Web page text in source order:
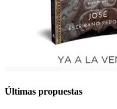
Últimas propuestas